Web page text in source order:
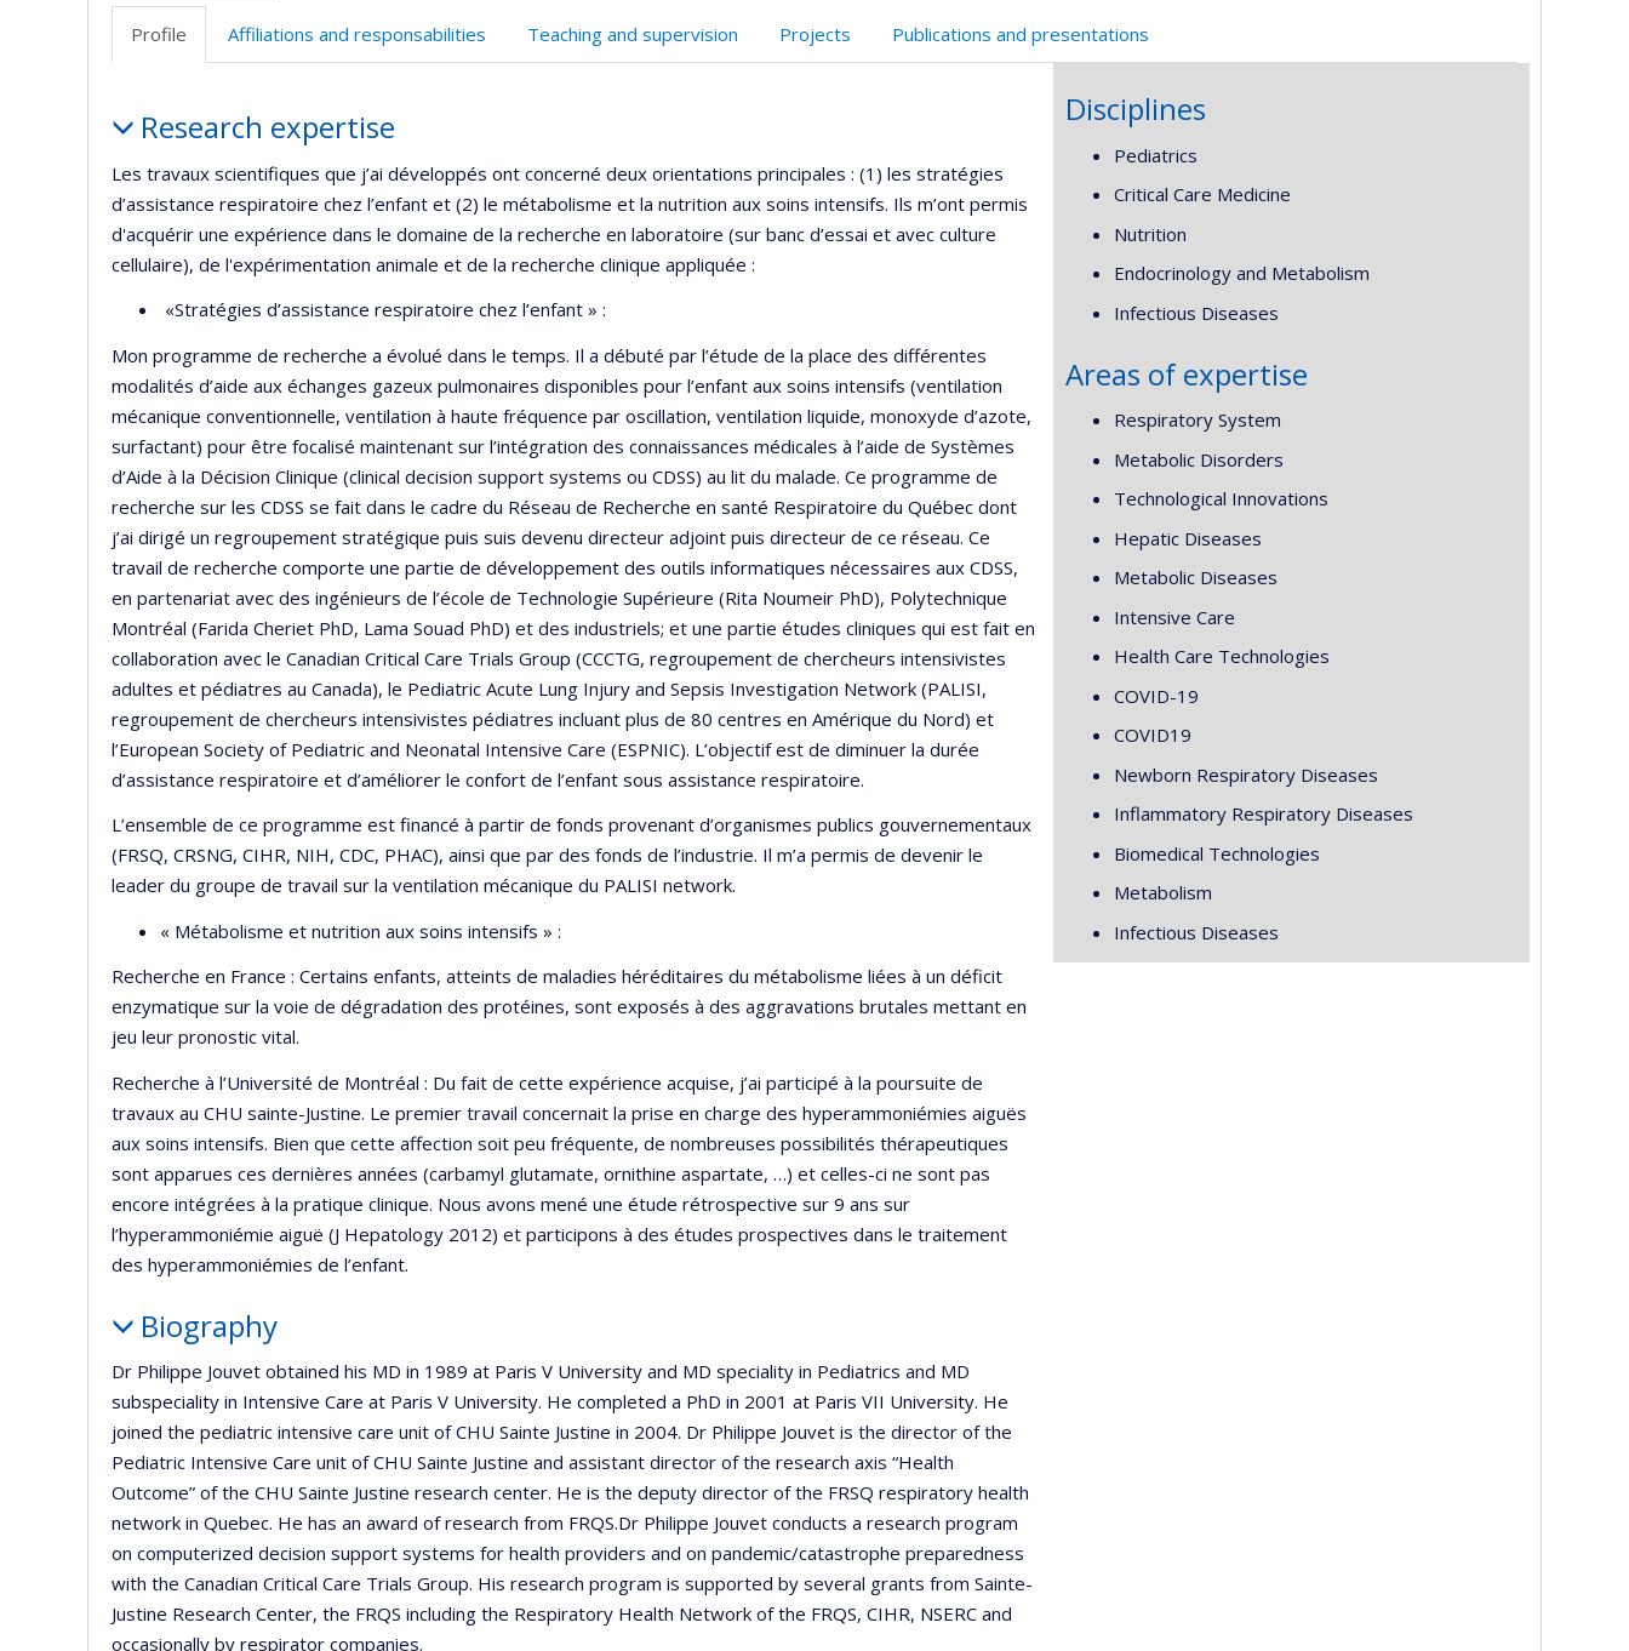
Profile Affiliations and responsabilities Teaching and supervision Projects Publications and presentations
Research expertise
Les travaux scientifiques que j’ai développés ont concerné deux orientations principales : (1) les stratégies
d’assistance respiratoire chez l’enfant et (2) le métabolisme et la nutrition aux soins intensifs. Ils m’ont permis
d'acquérir une expérience dans le domaine de la recherche en laboratoire (sur banc d’essai et avec culture
cellulaire), de l'expérimentation animale et de la recherche clinique appliquée :
«Stratégies d’assistance respiratoire chez l’enfant » :
Mon programme de recherche a évolué dans le temps. Il a débuté par l’étude de la place des différentes
modalités d’aide aux échanges gazeux pulmonaires disponibles pour l’enfant aux soins intensifs (ventilation
mécanique conventionnelle, ventilation à haute fréquence par oscillation, ventilation liquide, monoxyde d’azote,
surfactant) pour être focalisé maintenant sur l’intégration des connaissances médicales à l’aide de Systèmes
d’Aide à la Décision Clinique (clinical decision support systems ou CDSS) au lit du malade. Ce programme de
recherche sur les CDSS se fait dans le cadre du Réseau de Recherche en santé Respiratoire du Québec dont
j’ai dirigé un regroupement stratégique puis suis devenu directeur adjoint puis directeur de ce réseau. Ce
travail de recherche comporte une partie de développement des outils informatiques nécessaires aux CDSS,
en partenariat avec des ingénieurs de l’école de Technologie Supérieure (Rita Noumeir PhD), Polytechnique
Montréal (Farida Cheriet PhD, Lama Souad PhD) et des industriels; et une partie études cliniques qui est fait en
collaboration avec le Canadian Critical Care Trials Group (CCCTG, regroupement de chercheurs intensivistes
adultes et pédiatres au Canada), le Pediatric Acute Lung Injury and Sepsis Investigation Network (PALISI,
regroupement de chercheurs intensivistes pédiatres incluant plus de 80 centres en Amérique du Nord) et
l’European Society of Pediatric and Neonatal Intensive Care (ESPNIC). L’objectif est de diminuer la durée
d’assistance respiratoire et d’améliorer le confort de l’enfant sous assistance respiratoire.
L’ensemble de ce programme est financé à partir de fonds provenant d’organismes publics gouvernementaux
(FRSQ, CRSNG, CIHR, NIH, CDC, PHAC), ainsi que par des fonds de l’industrie. Il m’a permis de devenir le
leader du groupe de travail sur la ventilation mécanique du PALISI network.
« Métabolisme et nutrition aux soins intensifs » :
Recherche en France : Certains enfants, atteints de maladies héréditaires du métabolisme liées à un déficit
enzymatique sur la voie de dégradation des protéines, sont exposés à des aggravations brutales mettant en
jeu leur pronostic vital.
Recherche à l’Université de Montréal : Du fait de cette expérience acquise, j’ai participé à la poursuite de
travaux au CHU sainte-Justine. Le premier travail concernait la prise en charge des hyperammoniémies aiguës
aux soins intensifs. Bien que cette affection soit peu fréquente, de nombreuses possibilités thérapeutiques
sont apparues ces dernières années (carbamyl glutamate, ornithine aspartate, …) et celles-ci ne sont pas
encore intégrées à la pratique clinique. Nous avons mené une étude rétrospective sur 9 ans sur
l’hyperammoniémie aiguë (J Hepatology 2012) et participons à des études prospectives dans le traitement
des hyperammoniémies de l’enfant.
Biography
Dr Philippe Jouvet obtained his MD in 1989 at Paris V University and MD speciality in Pediatrics and MD
subspeciality in Intensive Care at Paris V University. He completed a PhD in 2001 at Paris VII University. He
joined the pediatric intensive care unit of CHU Sainte Justine in 2004. Dr Philippe Jouvet is the director of the
Pediatric Intensive Care unit of CHU Sainte Justine and assistant director of the research axis “Health
Outcome” of the CHU Sainte Justine research center. He is the deputy director of the FRSQ respiratory health
network in Quebec. He has an award of research from FRQS.Dr Philippe Jouvet conducts a research program
on computerized decision support systems for health providers and on pandemic/catastrophe preparedness
with the Canadian Critical Care Trials Group. His research program is supported by several grants from Sainte-
Justine Research Center, the FRQS including the Respiratory Health Network of the FRQS, CIHR, NSERC and
occasionally by respirator companies.
Disciplines
Pediatrics
Critical Care Medicine
Nutrition
Endocrinology and Metabolism
Infectious Diseases
Areas of expertise
Respiratory System
Metabolic Disorders
Technological Innovations
Hepatic Diseases
Metabolic Diseases
Intensive Care
Health Care Technologies
COVID-19
COVID19
Newborn Respiratory Diseases
Inflammatory Respiratory Diseases
Biomedical Technologies
Metabolism
Infectious Diseases